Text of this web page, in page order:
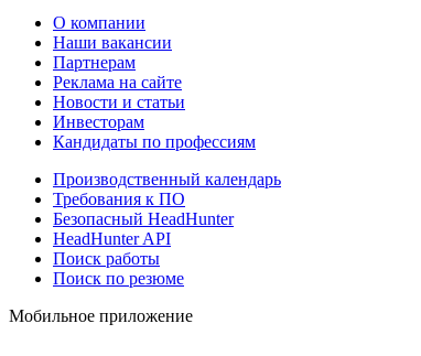
О компании
Наши вакансии
Партнерам
Реклама на сайте
Новости и статьи
Инвесторам
Кандидаты по профессиям
Производственный календарь
Требования к ПО
Безопасный HeadHunter
HeadHunter API
Поиск работы
Поиск по резюме
Мобильное приложение